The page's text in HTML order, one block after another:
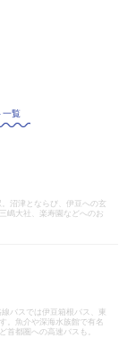
一覧
沼津とならび、伊豆への玄
嶋大社、楽寿園などへのお
バスでは伊豆箱根バス、東
。魚介や深海水族館で有名
首都圏への高速バスも。